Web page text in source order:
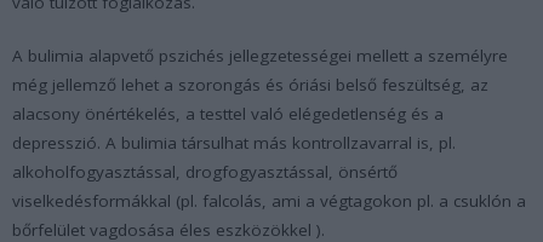
A bulimia alapvető pszichés jellegzetességei mellett a személyre
még jellemző lehet a szorongás és óriási belső feszültség, az
alacsony önértékelés, a testtel való elégedetlenség és a
depresszió. A bulimia társulhat más kontrollzavarral is, pl.
alkoholfogyasztással, drogfogyasztással, önsértő
viselkedésformákkal (pl. falcolás, ami a végtagokon pl. a csuklón a
bőrfelület vagdosása éles eszközökkel ).